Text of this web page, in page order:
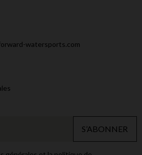
watersports.com
S’ABONNER